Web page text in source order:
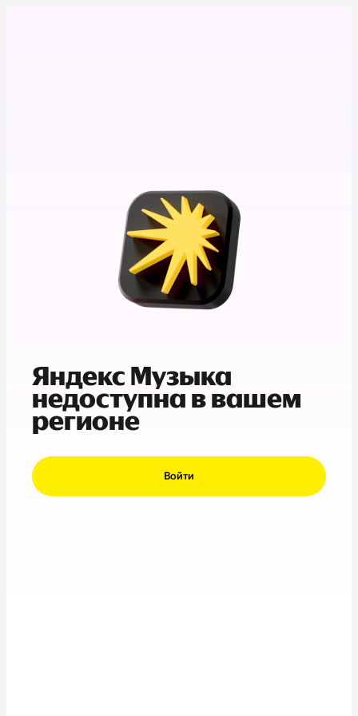
Яндекс Музыка
недоступна в вашем
регионе
Войти